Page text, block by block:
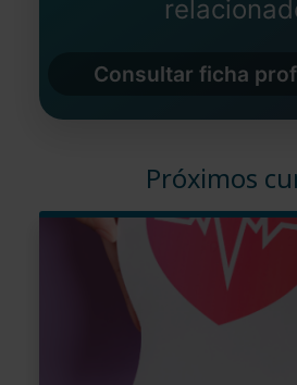
Consultar ficha
Próximos